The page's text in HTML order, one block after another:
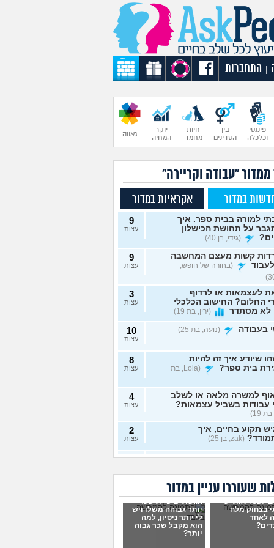
התחברות
פיננסי
וכלכלה
בין
הסדינים
חיות
מחמד
יוקר
המחיה
גאווה
ממדור "עבודה וקריירה"
במדור אקראיות במדור
למורה בבית ספר. איך
על תחושת הכישלון
(גידי, בן 40)
9
עצות
קשות מעצם המחשבה
(בחורה של חופש,
9
עצות
לעצמאות או לרדוף
החלום? החישוב הכלכלי
לא מסתדר
(ירין, בת 19)
3
עצות
בעבודה (נועה, בת 25) 10
עצות
שיודע איך זה להיות
בית ספר?
(Lola, בת
8
עצות
למשרה מלאה או לשלב
עבודות בשביל עצמאות?
19)
4
עצות
תקוע בחיים, איך
(zak, בן 25)
2
עצות
לעשות כסף מתמונות של
שיגלו אותי?
(אליס, בת
7
כמעט הכול בקשר
סלאש לימודים
שאין עתיד
(אנונימית, בת
4
עצות
שעוררו עניין במדור
לפטר אותי כי
בצחוק מלח
לאחד
הגשתי ציפיית שכר
יותר גבוהה משלו ויש
לי יותר ניסיון, למה
הוא מקבל שכר גבוה
יותר?